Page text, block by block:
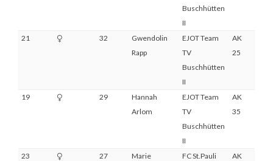
Buschhütten
II
21 32
Gwendolin
Rapp
EJOT Team
TV
Buschhütten
II
AK
25
19 29
Hannah
Arlom
EJOT Team
TV
Buschhütten
II
AK
35
23 27
Marie
FC St.Pauli
AK